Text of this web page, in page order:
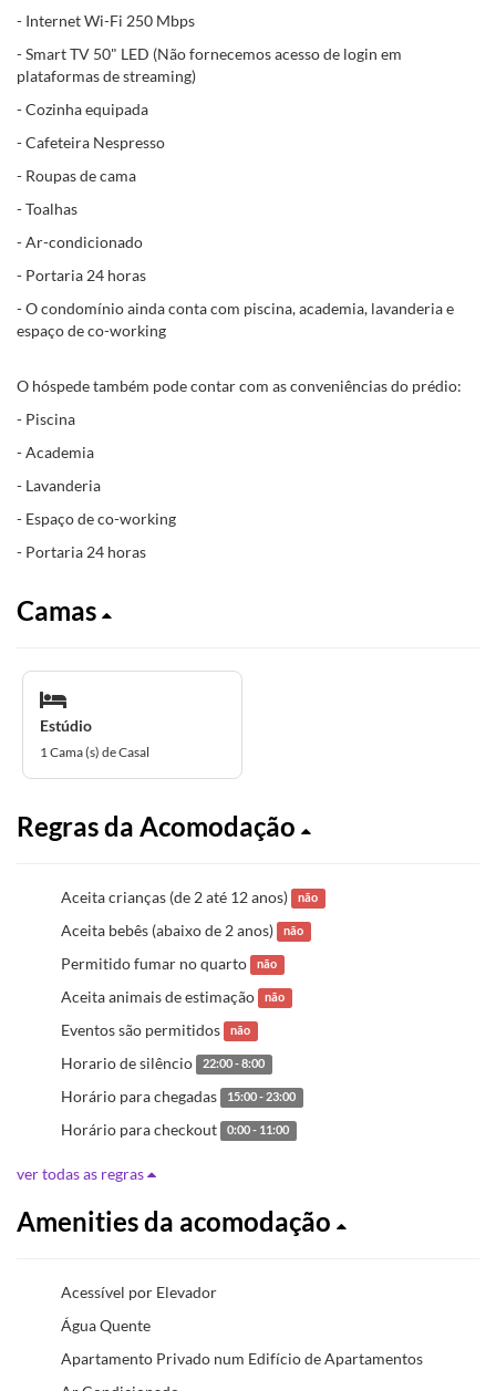
- Internet Wi-Fi 250 Mbps
- Smart TV 50" LED (Não fornecemos acesso de login em
plataformas de streaming)
- Cozinha equipada
- Cafeteira Nespresso
- Roupas de cama
- Toalhas
- Ar-condicionado
- Portaria 24 horas
- O condomínio ainda conta com piscina, academia, lavanderia e
espaço de co-working
O hóspede também pode contar com as conveniências do prédio:
- Piscina
- Academia
- Lavanderia
- Espaço de co-working
- Portaria 24 horas
Camas
Estúdio
1 Cama (s) de Casal
Regras da Acomodação
Aceita crianças (de 2 até 12 anos) não
Aceita bebês (abaixo de 2 anos) não
Permitido fumar no quarto não
Aceita animais de estimação não
Eventos são permitidos não
Horario de silêncio 22:00 - 8:00
Horário para chegadas 15:00 - 23:00
Horário para checkout 0:00 - 11:00
ver todas as regras
Amenities da acomodação
Acessível por Elevador
Água Quente
Apartamento Privado num Edifício de Apartamentos